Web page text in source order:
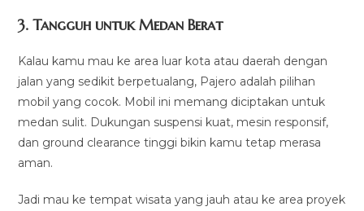
3. Tangguh untuk Medan Berat
Kalau kamu mau ke area luar kota atau daerah dengan
jalan yang sedikit berpetualang, Pajero adalah pilihan
mobil yang cocok. Mobil ini memang diciptakan untuk
medan sulit. Dukungan suspensi kuat, mesin responsif,
dan ground clearance tinggi bikin kamu tetap merasa
aman.
Jadi mau ke tempat wisata yang jauh atau ke area proyek